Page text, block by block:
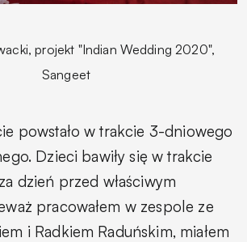
projekt "Indian Wedding 2020",
Sangeet
powstało w trakcie 3-dniowego
Dzieci bawiły się w trakcie
dzień przed właściwym
pracowałem w zespole ze
i Radkiem Raduńskim, miałem